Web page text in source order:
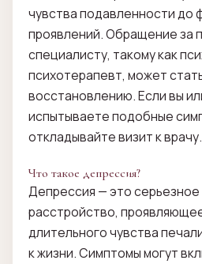
чувства подавленности до
проявлений. Обращение за
специалисту, такому как
психотерапевт, может
восстановлению. Если вы
испытываете подобные
откладывайте визит к врачу.
Что такое депрессия?
Депрессия — это
расстройство,
длительного чувства
к жизни. Симптомы могут